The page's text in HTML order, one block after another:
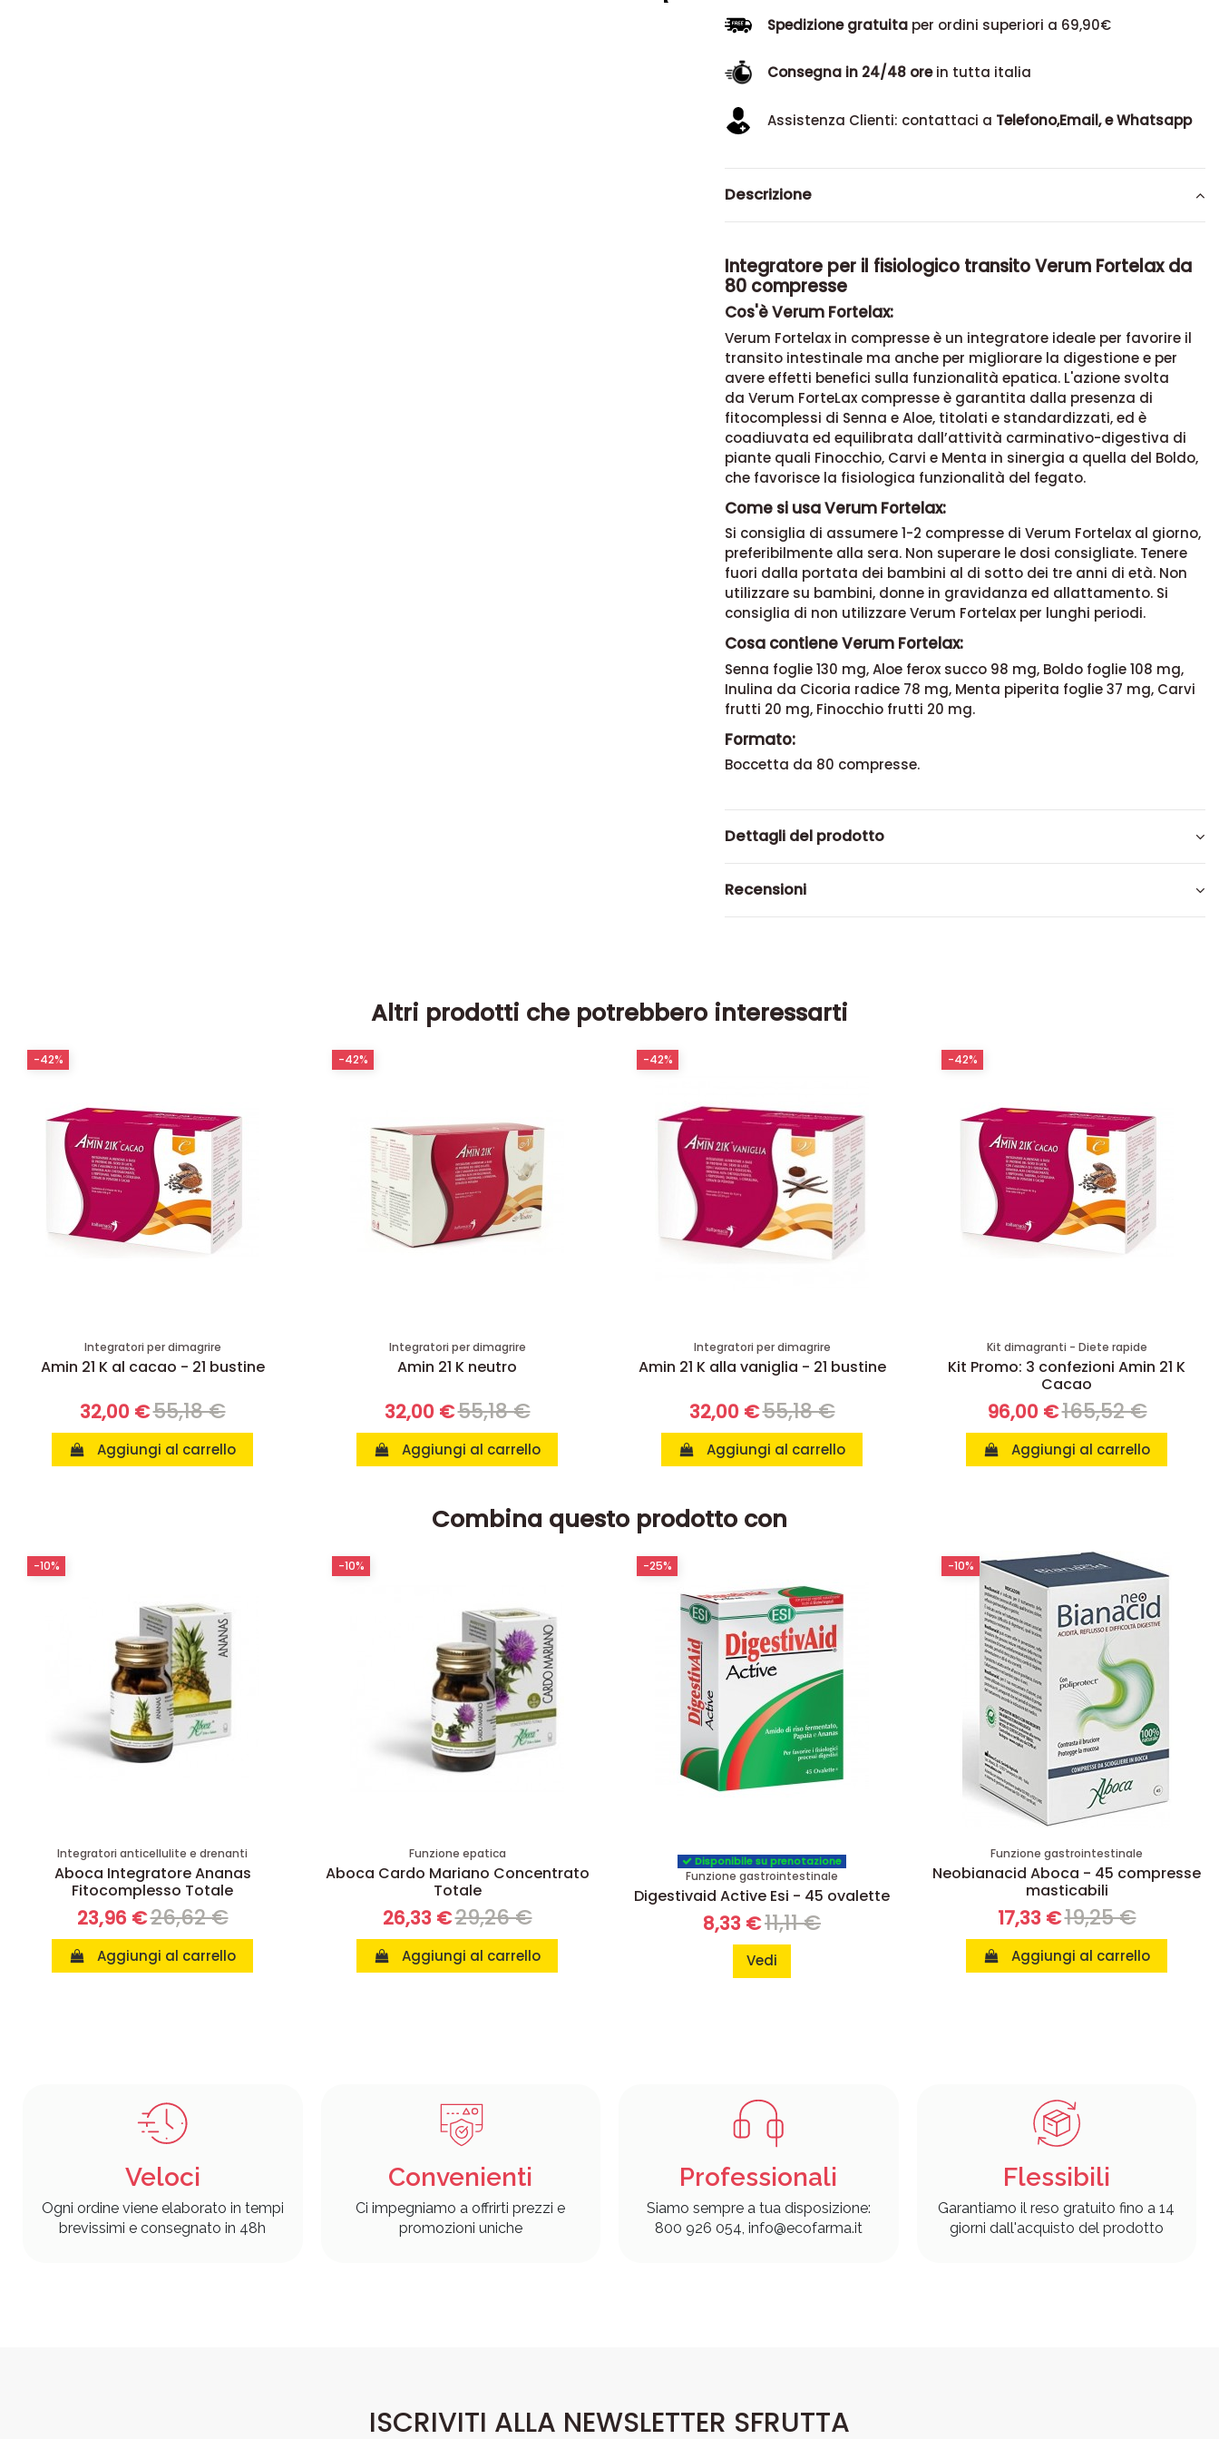
Spedizione gratuitaper ordini superiori a 69,90€
Consegna in 24/48 orein tutta italia
Assistenza Clienti: contattaci a Telefono,Email, e Whatsapp
Descrizione
Integratore per il fisiologico transito Verum Fortelax da
80 compresse
Cos'è Verum Fortelax:
Verum Fortelax in compresse è un integratore ideale per favorire il
transito intestinale ma anche per migliorare la digestione e per
avere effetti benefici sulla funzionalità epatica. L'azione svolta
da Verum ForteLax compresseè garantita dalla presenza di
fitocomplessi di Senna e Aloe, titolati e standardizzati, ed è
coadiuvata ed equilibrata dall’attività carminativo-digestiva di
piante quali Finocchio, Carvi e Menta in sinergia a quella del Boldo,
che favorisce la fisiologica funzionalità del fegato.
Come si usa Verum Fortelax:
Si consiglia di assumere 1-2 compresse di Verum Fortelax al giorno,
preferibilmente alla sera. Non superare le dosi consigliate. Tenere
fuori dalla portata dei bambini al di sotto dei tre anni di età. Non
utilizzare su bambini, donne in gravidanza ed allattamento. Si
consiglia di non utilizzare Verum Fortelax per lunghi periodi.
Cosa contiene Verum Fortelax:
Senna foglie 130 mg, Aloe ferox succo 98 mg, Boldo foglie 108 mg,
Inulina da Cicoria radice 78 mg, Menta piperita foglie 37 mg, Carvi
frutti 20 mg, Finocchio frutti 20 mg.
Formato:
Boccetta da 80 compresse.
Dettagli del prodotto
Recensioni
Altri prodotti che potrebbero interessarti
Integratori per dimagrire
Amin 21 K al cacao - 21 bustine
32,00 €55,18 €
Aggiungi al carrello
-42%
Integratori per dimagrire
Amin 21 K neutro
32,00 €55,18 €
Aggiungi al carrello
-42%
Integratori per dimagrire
Amin 21 K alla vaniglia - 21 bustine
32,00 €55,18 €
Aggiungi al carrello
-42%
Kit dimagranti - Diete rapide
Kit Promo: 3 confezioni Amin 21 K
Cacao
96,00 €165,52 €
Aggiungi al carrello
-42%
Combina questo prodotto con
Integratori anticellulite e drenanti
Aboca Integratore Ananas
Fitocomplesso Totale
23,96 €26,62 €
Aggiungi al carrello
-10%
Funzione epatica
Aboca Cardo Mariano Concentrato
Totale
26,33 €29,26 €
Aggiungi al carrello
-10%
Disponibile su prenotazione
Funzione gastrointestinale
Digestivaid Active Esi - 45 ovalette
8,33 €11,11 €
Vedi
-25%
Funzione gastrointestinale
Neobianacid Aboca - 45 compresse
masticabili
17,33 €19,25 €
Aggiungi al carrello
-10%
Veloci
Ogni ordine viene elaborato in tempi
brevissimi e consegnato in 48h
Convenienti
Ci impegniamo a offrirti prezzi e
promozioni uniche
Professionali
Siamo sempre a tua disposizione:
800 926 054, info@ecofarma.it
Flessibili
Garantiamo il reso gratuito fino a 14
giorni dall'acquisto del prodotto
ISCRIVITI ALLA NEWSLETTER SFRUTTA